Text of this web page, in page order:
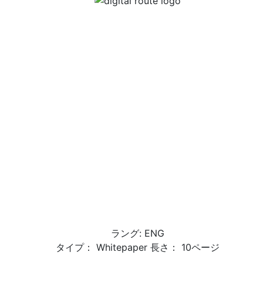
ラング: ENG
タイプ： Whitepaper 長さ： 10ページ